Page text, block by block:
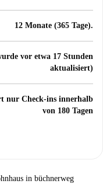
12 Monate (365 Tage).
vor etwa 17 Stunden
aktualisiert)
nur Check-ins innerhalb
von 180 Tagen
in büchnerweg